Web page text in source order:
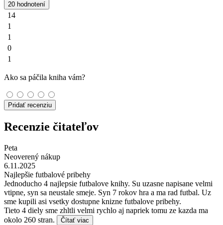
20 hodnotení
14
1
1
0
1
Ako sa páčila kniha vám?
Pridať recenziu
Recenzie čitateľov
Peta
Neoverený nákup
6.11.2025
Najlepšie futbalové pribehy
Jednoducho 4 najlepsie futbalove knihy. Su uzasne napisane velmi
vtipne, syn sa neustale smeje. Syn 7 rokov hra a ma rad futbal. Uz
sme kupili asi vsetky dostupne knizne futbalove pribehy.
Tieto 4 diely sme zhltli velmi rychlo aj napriek tomu ze kazda ma
okolo 260 stran.
Čítať viac